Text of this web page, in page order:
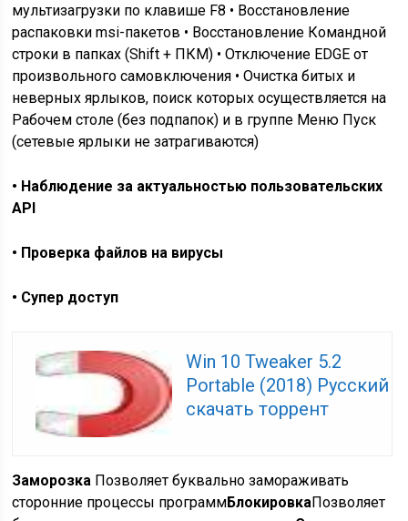
мультизагрузки по клавише F8 • Восстановление
распаковки msi-пакетов • Восстановление Командной
строки в папках (Shift + ПКМ) • Отключение EDGE от
произвольного самовключения • Очистка битых и
неверных ярлыков, поиск которых осуществляется на
Рабочем столе (без подпапок) и в группе Меню Пуск
(сетевые ярлыки не затрагиваются)
• Наблюдение за актуальностью пользовательских
API
• Проверка файлов на вирусы
• Супер доступ
Win 10 Tweaker 5.2
Portable (2018) Русский
скачать торрент
Заморозка Позволяет буквально замораживать
сторонние процессы программБлокировкаПозволяет